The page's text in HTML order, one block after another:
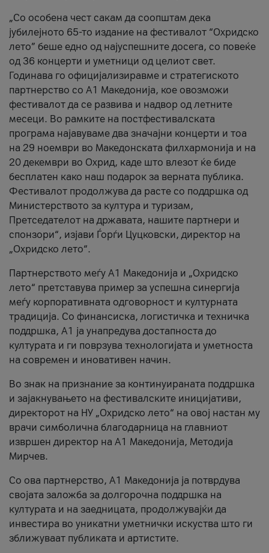
„Со особена чест сакам да соопштам дека
јубилејното 65-то издание на фестивалот “Охридско
лето” беше едно од најуспешните досега, со повеќе
од 36 концерти и уметници од целиот свет.
Годинава го официјализиравме и стратегиското
партнерство со А1 Македонија, кое овозможи
фестивалот да се развива и надвор од летните
месеци. Во рамките на постфестивалската
програма најавуваме два значајни концерти и тоа
на 29 ноември во Македонската филхармонија и на
20 декември во Охрид, каде што влезот ќе биде
бесплатен како наш подарок за верната публика.
Фестивалот продолжува да расте со поддршка од
Министерството за култура и туризам,
Претседателот на државата, нашите партнери и
спонзори“, изјави Ѓорѓи Цуцковски, директор на
„Охридско лето“.
Партнерството меѓу A1 Македонија и „Охридско
лето“ претставува пример за успешна синергија
меѓу корпоративната одговорност и културната
традиција. Со финансиска, логистичка и техничка
поддршка, A1 ја унапредува достапноста до
културата и ги поврзува технологијата и уметноста
на современ и иновативен начин.
Во знак на признание за континуираната поддршка
и зајакнувањето на фестивалските иницијативи,
директорот на НУ „Охридско лето“ на овој настан му
врачи симболична благодарница на главниот
извршен директор на A1 Македонија, Методија
Мирчев.
Со ова партнерство, A1 Македонија ја потврдува
својата заложба за долгорочна поддршка на
културата и на заедницата, продолжувајќи да
инвестира во уникатни уметнички искуства што ги
зближуваат публиката и артистите.